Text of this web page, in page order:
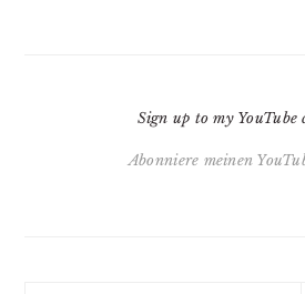
Sign up to my YouTube
Abonniere meinen